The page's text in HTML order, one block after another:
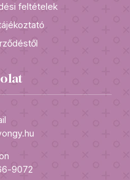
feltételek
9072